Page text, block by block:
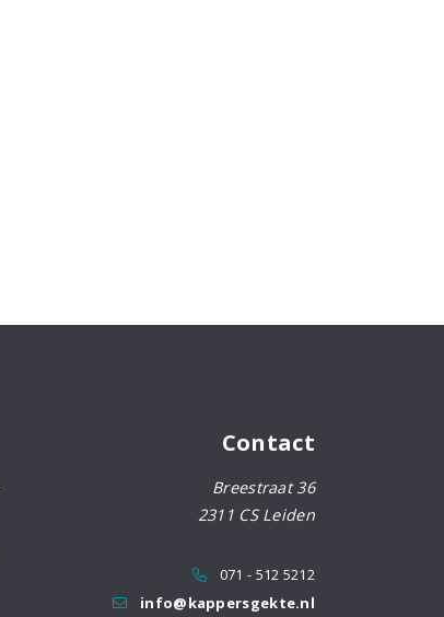
Contact
Breestraat 36
2311 CS Leiden
071 - 512 5212
info@kappersgekte.nl